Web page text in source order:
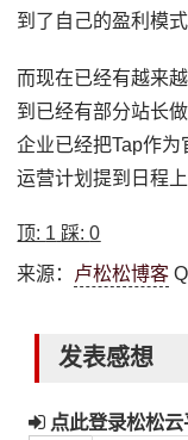
到了自己的盈利模
而现在已经有越来
到已经有部分站长
企业已经把Tap作
运营计划提到日程
顶: 1 踩:0
来源： 卢松松博客
发表感想
点此登录松松